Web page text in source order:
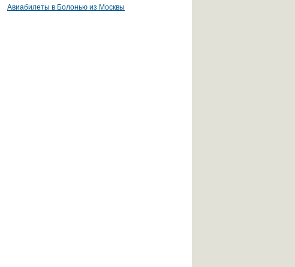
Авиабилеты в Болонью из Москвы